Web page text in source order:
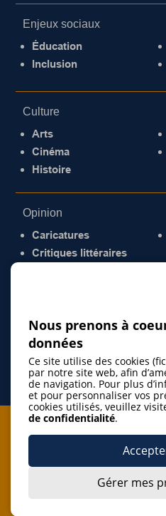
Enjeux sociaux
Éducation
Inclusion
Culture
Arts
Cinéma
Histoire
Opinion
Caricatures
Critiques littéraires
Je m'abonne
J’accepte de m’abonner à
Nous prenons à
données
Ce site utilise des cookies
par notre site web, afin
de navigation. Pour plus
et pour personnaliser vos
cookies utilisés, veuillez
de confidentialité.
Gérer mes